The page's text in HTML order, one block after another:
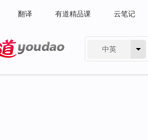
翻译 有道精品课 云笔记
中英